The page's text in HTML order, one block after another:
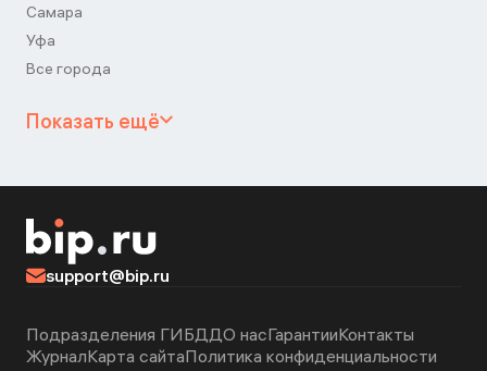
Самара
Уфа
Все города
Показать ещё
support@bip.ru
Подразделения ГИБДДО насГарантииКонтакты
ЖурналКарта сайтаПолитика конфиденциальности